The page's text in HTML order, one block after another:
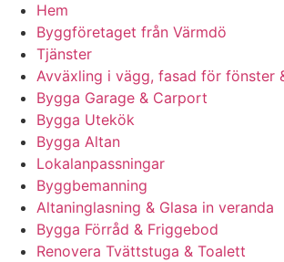
Hem
Byggföretaget från Värmdö
Tjänster
Avväxling i vägg, fasad för fönster
Bygga Garage & Carport
Bygga Utekök
Bygga Altan
Lokalanpassningar
Byggbemanning
Altaninglasning & Glasa in veranda
Bygga Förråd & Friggebod
Renovera Tvättstuga & Toalett